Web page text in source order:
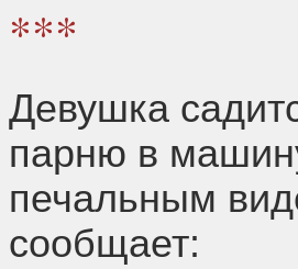
***
Девушка
парню в
печальным
сообщает: